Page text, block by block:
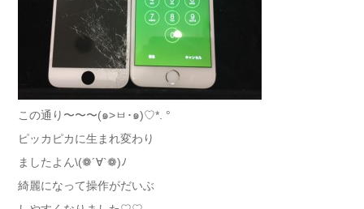
この通り〜〜〜(๑>ㅂ･๑)♡*. °
ピッカピカに生まれ変わり
ましたよん\(❁´∀`❁)ﾉ
綺麗になって操作がだいぶ